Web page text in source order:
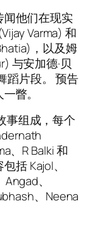
他们在现实
Varma) 和
，以及姆
与安加德·贝
蹈片段。 预告
瞥。
事组成，每个
、R Balki 和
括 Kajol、
、
、Neena